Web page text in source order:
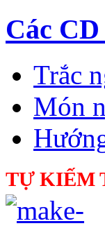
Các
Trắc
Món
TỰ KIẾM